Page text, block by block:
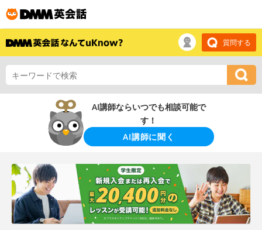
質問する
AI講師ならいつでも相談可能で
す！
AI講師に聞く